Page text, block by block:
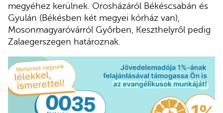
megyéhez kerülnek. Orosházáról Békéscsabán és
Gyulán (Békésben két megyei kórház van),
Mosonmagyaróvárról Győrben, Keszthelyről pedig
Zalaegerszegen határoznak.